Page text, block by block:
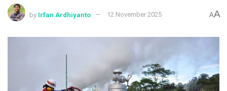
by Irfan Ardhiyanto 12 November 2025 AA